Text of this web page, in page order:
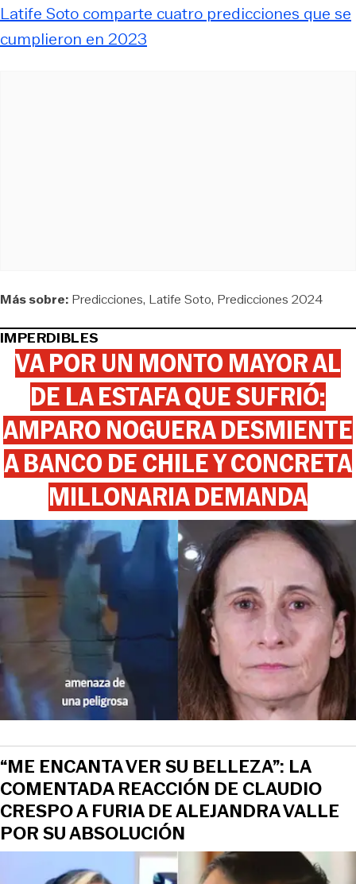
Latife Soto comparte cuatro predicciones que se
cumplieron en 2023
Más sobre: Predicciones Latife Soto Predicciones 2024
IMPERDIBLES
VA POR UN MONTO MAYOR AL
DE LA ESTAFA QUE SUFRIÓ:
AMPARO NOGUERA DESMIENTE
A BANCO DE CHILE Y CONCRETA
MILLONARIA DEMANDA
“ME ENCANTA VER SU BELLEZA”: LA
COMENTADA REACCIÓN DE CLAUDIO
CRESPO A FURIA DE ALEJANDRA VALLE
POR SU ABSOLUCIÓN